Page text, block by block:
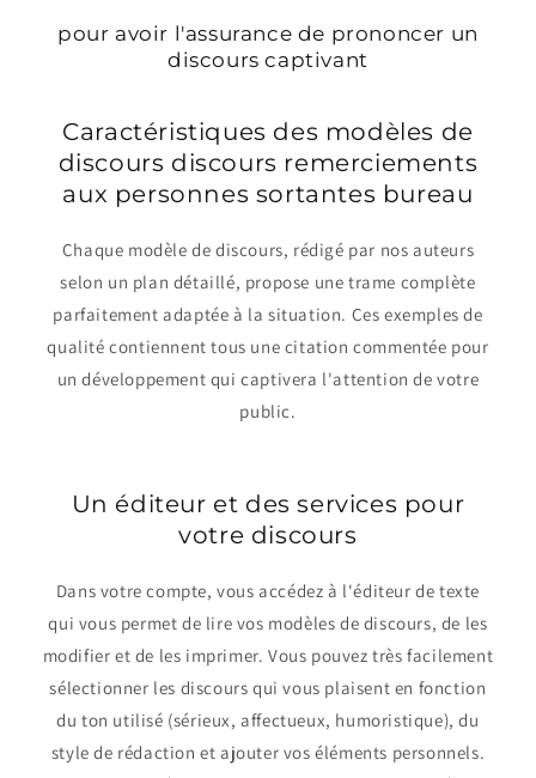
pour avoir l'assurance de prononcer un
discours captivant
Caractéristiques des modèles de
discours discours remerciements
aux personnes sortantes bureau
Chaque modèle de discours, rédigé par nos auteurs
selon un plan détaillé, propose une trame complète
parfaitement adaptée à la situation. Ces exemples de
qualité contiennent tous une citation commentée pour
un développement qui captivera l'attention de votre
public.
Un éditeur et des services pour
votre discours
Dans votre compte, vous accédez à l'éditeur de texte
qui vous permet de lire vos modèles de discours, de les
modifier et de les imprimer. Vous pouvez très facilement
sélectionner les discours qui vous plaisent en fonction
du ton utilisé (sérieux, affectueux, humoristique), du
style de rédaction et ajouter vos éléments personnels.